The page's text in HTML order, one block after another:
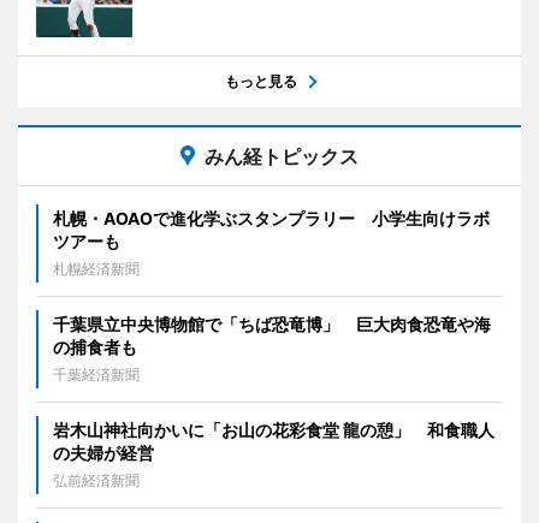
もっと見る
みん経トピックス
札幌・AOAOで進化学ぶスタンプラリー 小学生向けラボ
ツアーも
札幌経済新聞
千葉県立中央博物館で「ちば恐竜博」 巨大肉食恐竜や海
の捕食者も
千葉経済新聞
岩木山神社向かいに「お山の花彩食堂 龍の憩」 和食職人
の夫婦が経営
弘前経済新聞